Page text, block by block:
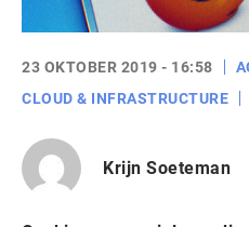
23 OKTOBER 2019 - 16:58
CLOUD & INFRASTRUCTURE
Krijn Soeteman